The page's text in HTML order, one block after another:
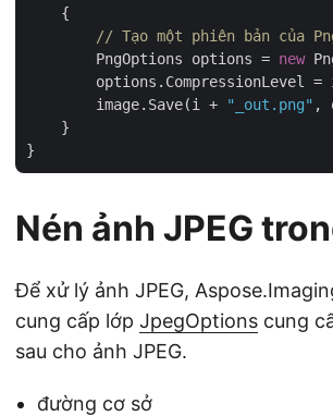
    {
// Tạo một phiên bản của
        PngOptions options =
new
options.CompressionLevel =
        image.Save(i +
"_out.png" ,
    }
Nén ảnh JPEG
Để xử lý ảnh JPEG,
cung cấp lớp JpegOptions cung
sau cho ảnh JPEG.
đường cơ sở